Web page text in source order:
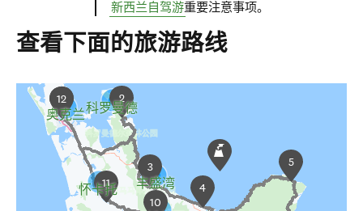
新西兰自驾游重要注意事项。
查看下面的旅游路线
10
2
1
12
5
3
11
4
科罗曼德
奥克兰
丰盛湾
怀卡托